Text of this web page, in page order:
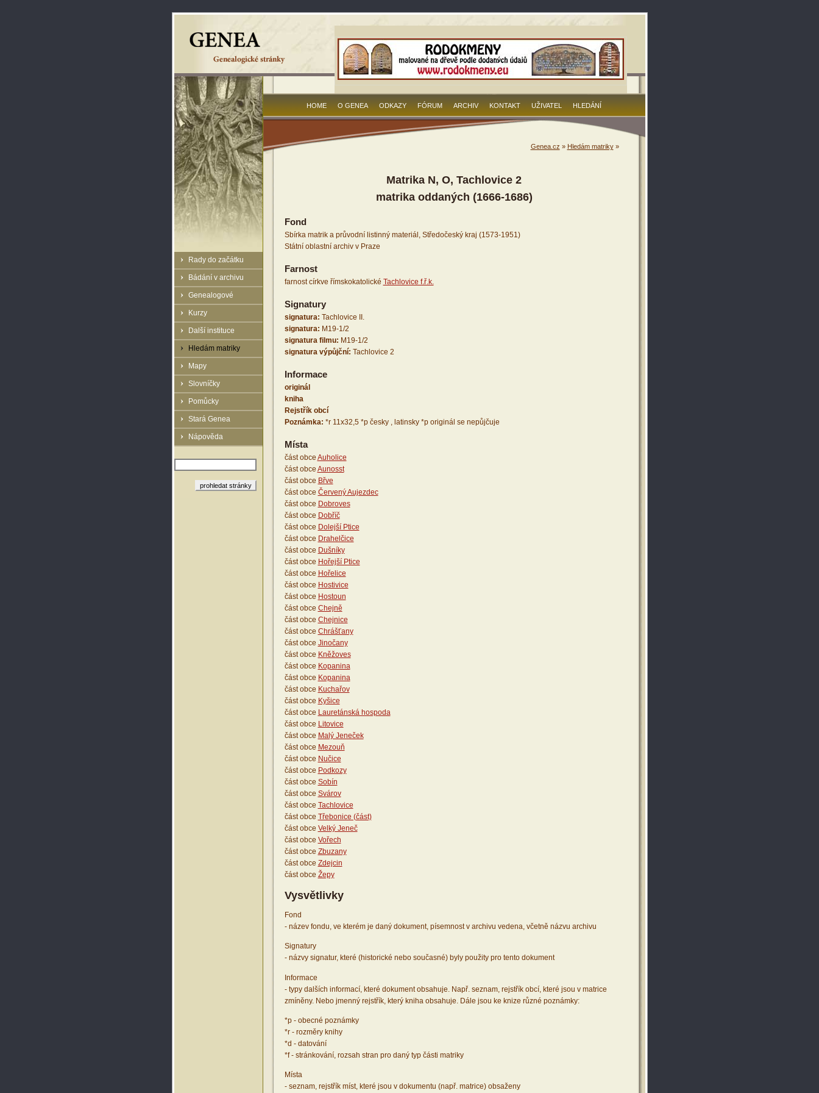
Rady do začátku
Bádání v archivu
Genealogové
Kurzy
Další instituce
Hledám matriky
Mapy
Slovníčky
Pomůcky
Stará Genea
Nápověda
HOME O GENEA ODKAZY FÓRUM ARCHIV KONTAKT UŽIVATEL HLEDÁNÍ
Genea.cz » Hledám matriky»
Matrika N, O, Tachlovice 2
matrika oddaných (1666-1686)
Fond
Sbírka matrik a průvodní listinný materiál, Středočeský kraj (1573-1951)
Státní oblastní archiv v Praze
Farnost
farnost církve římskokatolické Tachlovice f.ř.k.
Signatury
signatura: Tachlovice II.
signatura: M19-1/2
signatura filmu: M19-1/2
signatura výpůjční: Tachlovice 2
Informace
originál
kniha
Rejstřík obcí
Poznámka: *r 11x32,5 *p česky , latinsky *p originál se nepůjčuje
Místa
část obce Auholice
část obce Aunosst
část obce Břve
část obce Červený Aujezdec
část obce Dobroves
část obce Dobříč
část obce Dolejší Ptice
část obce Drahelčice
část obce Dušníky
část obce Hořejší Ptice
část obce Hořelice
část obce Hostivice
část obce Hostoun
část obce Chejně
část obce Chejnice
část obce Chrášťany
část obce Jinočany
část obce Kněžoves
část obce Kopanina
část obce Kopanina
část obce Kuchařov
část obce Kyšice
část obce Lauretánská hospoda
část obce Litovice
část obce Malý Jeneček
část obce Mezouň
část obce Nučice
část obce Podkozy
část obce Sobín
část obce Svárov
část obce Tachlovice
část obce Třebonice (část)
část obce Velký Jeneč
část obce Vořech
část obce Zbuzany
část obce Zdejcin
část obce Žepy
Vysvětlivky
Fond
- název fondu, ve kterém je daný dokument, písemnost v archivu vedena, včetně názvu archivu
Signatury
- názvy signatur, které (historické nebo současné) byly použity pro tento dokument
Informace
- typy dalších informací, které dokument obsahuje. Např. seznam, rejstřík obcí, které jsou v matrice
zmíněny. Nebo jmenný rejstřík, který kniha obsahuje. Dále jsou ke knize různé poznámky:
*p - obecné poznámky
*r - rozměry knihy
*d - datování
*f - stránkování, rozsah stran pro daný typ části matriky
Místa
- seznam, rejstřík míst, které jsou v dokumentu (např. matrice) obsaženy